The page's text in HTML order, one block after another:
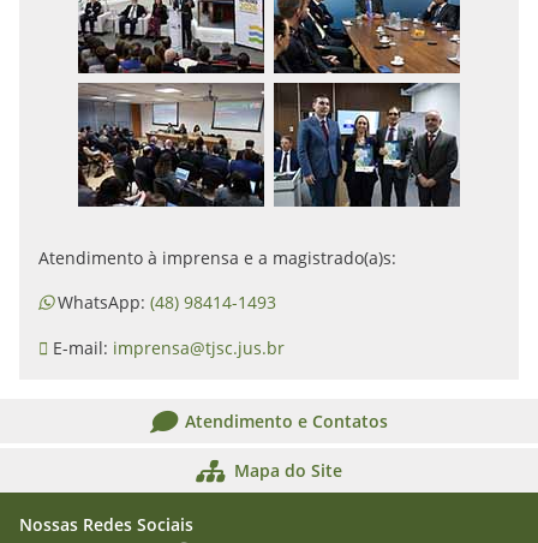
Atendimento à imprensa e a magistrado(a)s:
WhatsApp: (48) 98414-1493
E-mail: imprensa@tjsc.jus.br
Atendimento e Contatos
Mapa do Site
Nossas Redes Sociais